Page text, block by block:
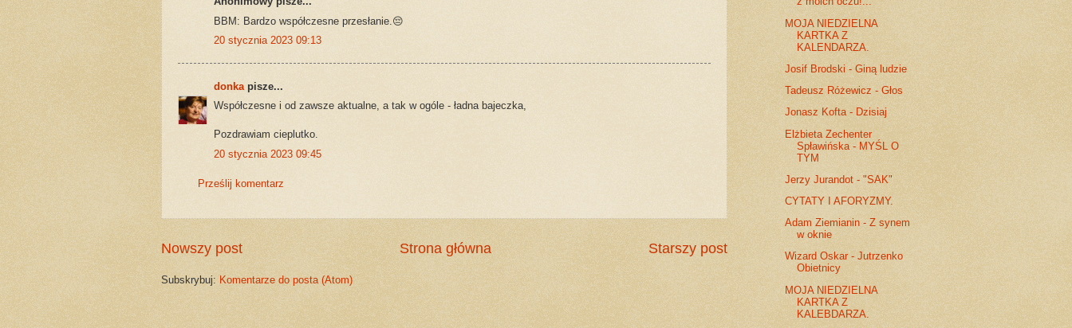
BBM: Bardzo współczesne przesłanie.😔
20 stycznia 2023 09:13
donka pisze...
Współczesne i od zawsze aktualne, a tak w ogóle - ładna bajeczka,
Pozdrawiam cieplutko.
20 stycznia 2023 09:45
Prześlij komentarz
Nowszy post Starszy post
Strona główna
Subskrybuj: Komentarze do posta (Atom)
MOJA NIEDZIELNA
KARTKA Z
KALENDARZA.
Josif Brodski - Giną ludzie
Tadeusz Różewicz - Głos
Jonasz Kofta - Dzisiaj
Elżbieta Zechenter
Spławińska - MYŚL O
TYM
Jerzy Jurandot - "SAK"
CYTATY I AFORYZMY.
Adam Ziemianin - Z synem
w oknie
Wizard Oskar - Jutrzenko
Obietnicy
MOJA NIEDZIELNA
KARTKA Z
KALEBDARZA.